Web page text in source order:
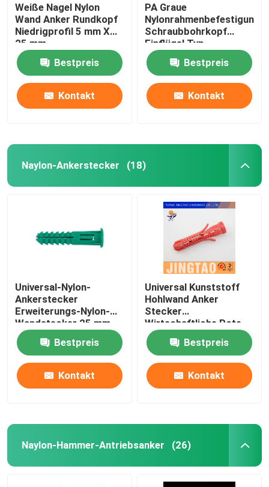
Weiße Nagel Nylon
Wand Anker Rundkopf
Niedrigprofil 5 mm X
25 mm
Bestpreis
Kontakt
PA Graue
Schraubbohrkopf
Einflügel Typ
Bestpreis
Kontakt
Naylon-Ankerstecker (18)
Universal-Nylon-
Ankerstecker
Erweiterungs-Nylon-
Wandstecker 25 mm
Länge
Bestpreis
Kontakt
Universal Kunststoff
Hohlwand Anker
Stecker
Wirtschaftliche Rote
Farbe
Bestpreis
Kontakt
Naylon-Hammer-Antriebsanker (26)